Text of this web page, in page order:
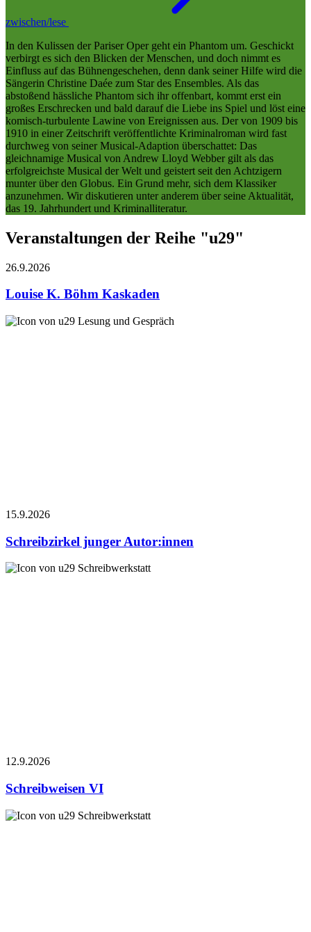
zwischen/lese
In den Kulissen der Pariser Oper geht ein Phantom um. Geschickt
verbirgt es sich den Blicken der Menschen, und doch nimmt es
Einfluss auf das Bühnengeschehen, denn dank seiner Hilfe wird die
Sängerin Christine Daée zum Star des Ensembles. Als das
abstoßend hässliche Phantom sich ihr offenbart, kommt erst ein
großes Erschrecken und bald darauf die Liebe ins Spiel und löst eine
komisch-turbulente Lawine von Ereignissen aus. Der von 1909 bis
1910 in einer Zeitschrift veröffentlichte Kriminalroman wird fast
durchweg von seiner Musical-Adaption überschattet: Das
gleichnamige Musical von Andrew Lloyd Webber gilt als das
erfolgreichste Musical der Welt und geistert seit den Achtzigern
munter über den Globus. Ein Grund mehr, sich dem Klassiker
anzunehmen. Wir diskutieren unter anderem über seine Aktualität,
das 19. Jahrhundert und Kriminalliteratur.
Veranstaltungen der Reihe "u29"
26.9.2026
Louise K. Böhm Kaskaden
Lesung und Gespräch
15.9.2026
Schreibzirkel junger Autor:innen
Schreibwerkstatt
12.9.2026
Schreibweisen VI
Schreibwerkstatt